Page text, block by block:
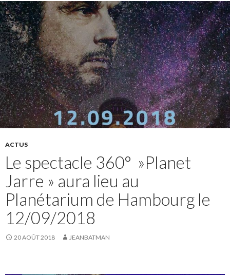
ACTUS
Le spectacle 360° »Planet
Jarre » aura lieu au
Planétarium de Hambourg le
12/09/2018
20 AOÛT 2018 JEANBATMAN